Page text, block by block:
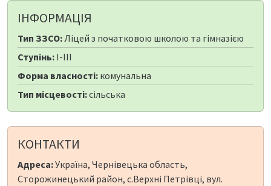
ІНФОРМАЦІЯ
Тип ЗЗСО:Ліцей з початковою школою та гімназією
Ступінь: I-III
Форма власності: комунальна
Тип місцевості:сільська
КОНТАКТИ
Адреса:Україна, Чернівецька область,
Сторожинецький район, с.Верхні Петрівці, вул.